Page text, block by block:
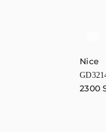
Nice
2300